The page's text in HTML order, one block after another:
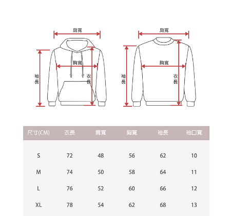
情報（名前、電話または住所を含む）を台湾大哥大に提供し、収集、処理
および利用するために、当社があなた本人と分割請求書に必要な情報の確
認、照合および修正を行います。
3. 完全なユーザーサービス規約については、以下のリンクを参照してくだ
https://oppay.tw/userRule
き、限度額が設定されます。
2.決済金額は最低NT$20です。
3.現在、台湾の会員のみご利用いただけます。
三、利用規約「AFTEE代金後払い」（以下当サービスという）はネットプ
ロテクションズ（以下 AFTEE という）が提供し、AFTEEが代金を徴収し
ます。当サービスご利用の際に提供しなければならない個人情報（注文者
の氏名、電話番号、受取人の氏名、電話番号、受取人住所を含むがこれに
限らない）は、AFTEEに渡され当サービスで必要な範囲内で利用されま
ームページの『個人情報の収集、処理及び利用に関する声明』をご参照く
ださい（ https://aftee.tw/privacypolicy/ ）。
AFTEEの初回ご利用の際に、審査を通過すれば、最高額がNT$10,000にな
納金が加算されます。未成年の利用者は、事前に法定代理人または後見人
個人情報の処理、利用について疑問がある、または関連する法律の権利を